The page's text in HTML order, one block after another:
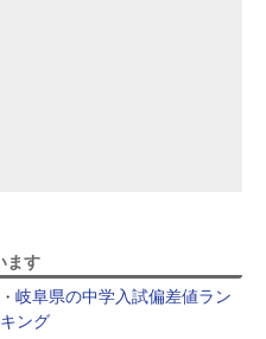
ます
岐阜県の中学入試偏差値ラン
キング